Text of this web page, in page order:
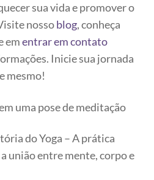
sua vida e promover o
nossoblog, conheça
ementrar em contato
Inicie sua jornada
mesmo!
do Yoga – A prática
união entre mente, corpo e